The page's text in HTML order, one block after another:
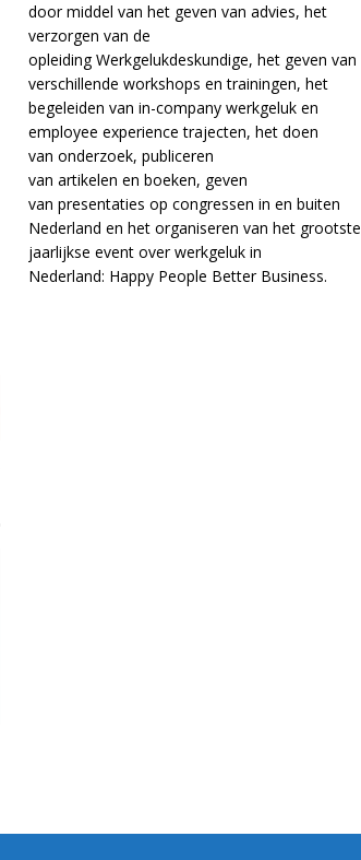
door middel van het geven van advies, het
verzorgen van de
opleidingWerkgelukdeskundige, het geven van
verschillende workshops en trainingen, het
begeleiden van in-company werkgeluk en
employee experiencetrajecten, het doen
van onderzoek, publiceren
van artikelen en boeken, geven
van presentaties op congressen in en buiten
Nederland en het organiseren van het grootste
jaarlijkse event over werkgeluk in
Nederland: Happy People Better Business.